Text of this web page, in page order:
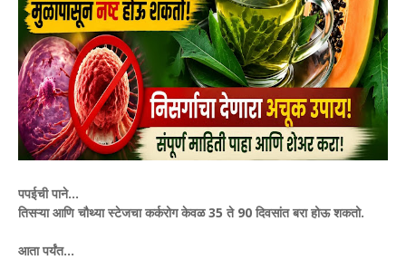
पपईची पाने...
तिसऱ्या आणि चौथ्या स्टेजचा कर्करोग केवळ 35 ते 90 दिवसांत बरा होऊ शकतो.
आता पर्यंत...